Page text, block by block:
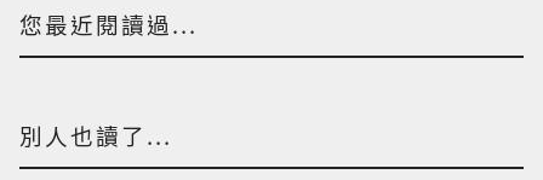
您最近閱讀過...
別人也讀了...